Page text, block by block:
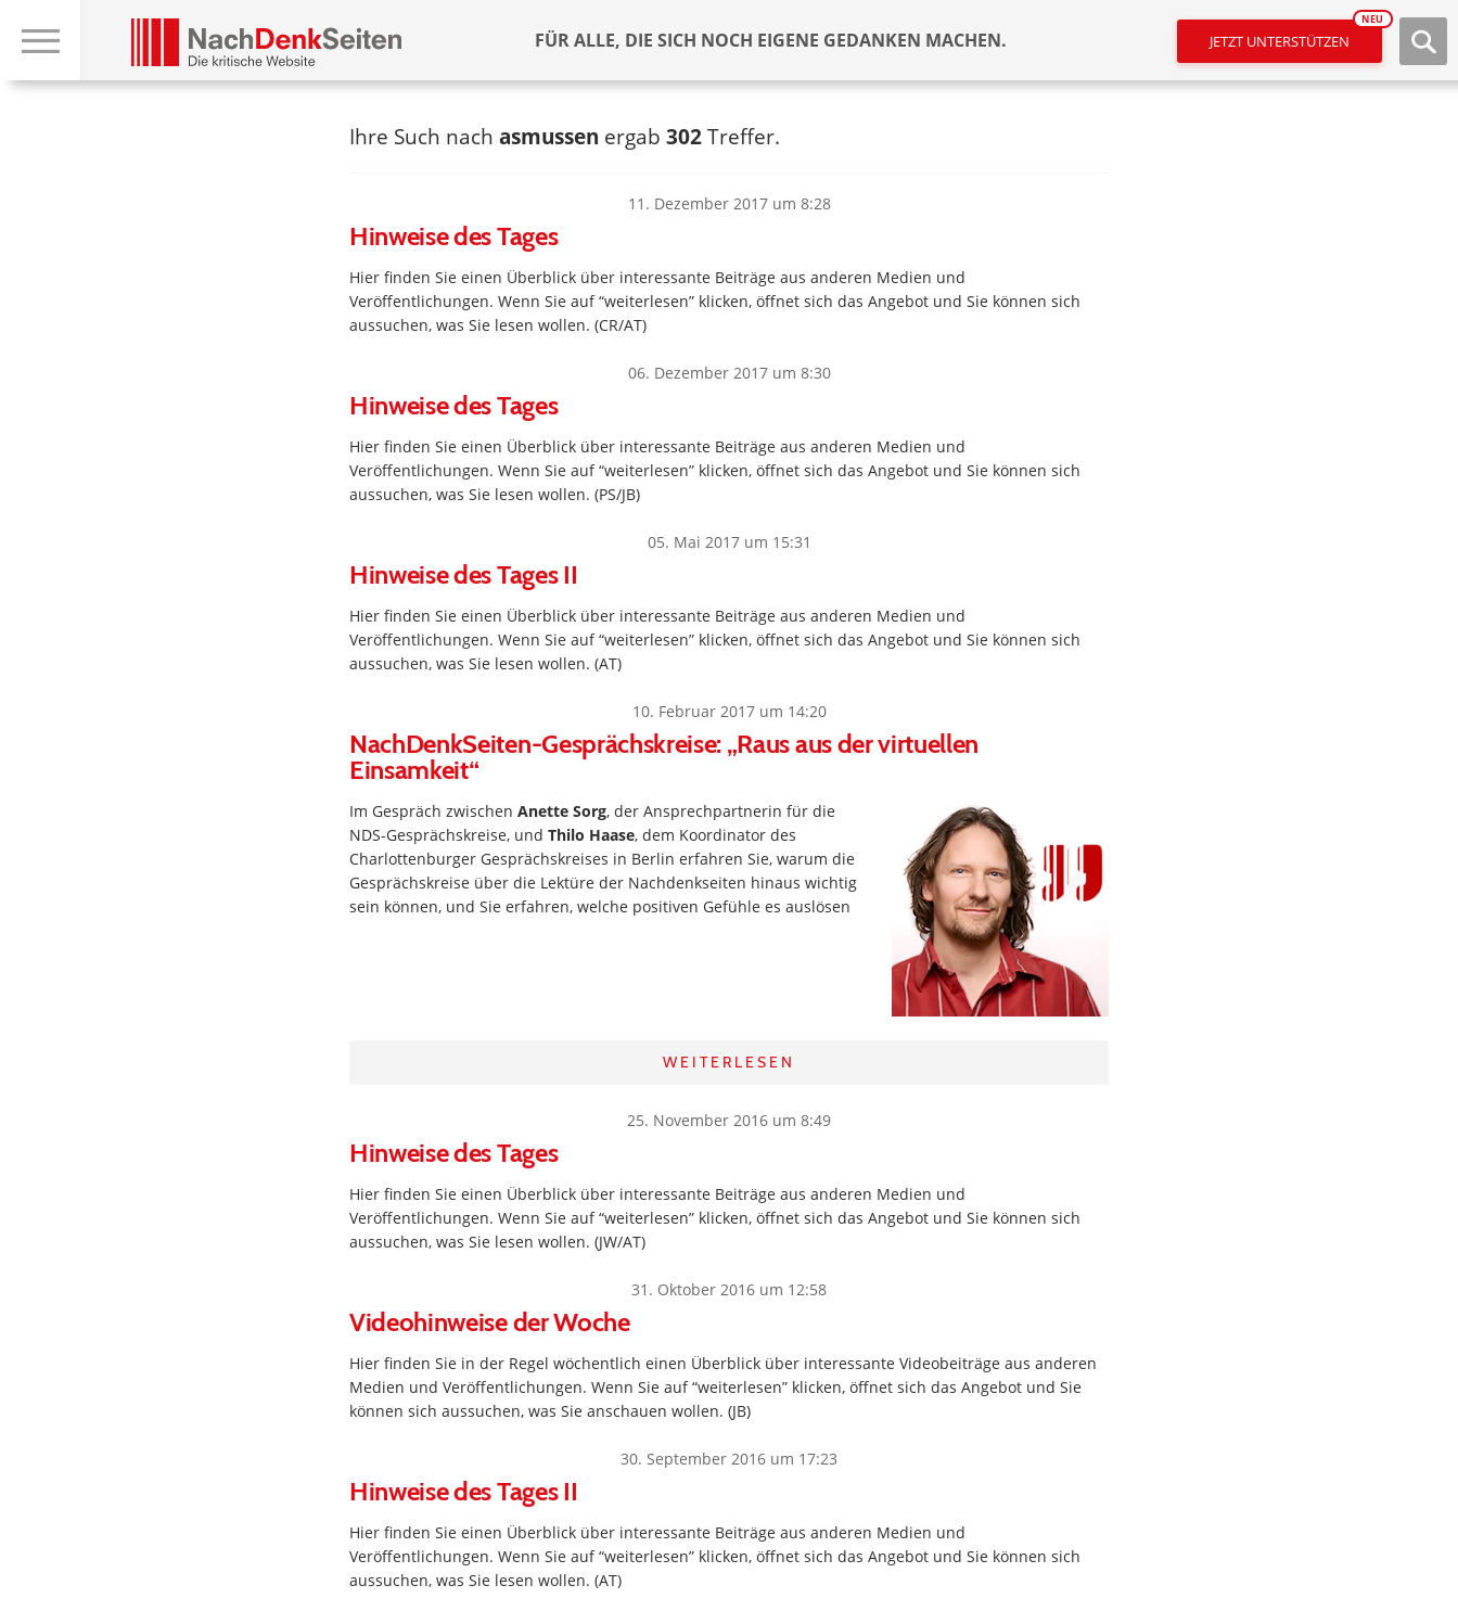
FÜR ALLE, DIE SICH NOCH EIGENE GEDANKEN MACHEN. JETZT UNTERSTÜTZEN
NEU
Ihre Such nach asmussen ergab 302Treffer.
11. Dezember 2017 um 8:28
Hinweise des Tages
Hier finden Sie einen Überblick über interessante Beiträge aus anderen Medien und
Veröffentlichungen. Wenn Sie auf “weiterlesen” klicken, öffnet sich das Angebot und Sie können sich
aussuchen, was Sie lesen wollen. (CR/AT)
06. Dezember 2017 um 8:30
Hinweise des Tages
Hier finden Sie einen Überblick über interessante Beiträge aus anderen Medien und
Veröffentlichungen. Wenn Sie auf “weiterlesen” klicken, öffnet sich das Angebot und Sie können sich
aussuchen, was Sie lesen wollen. (PS/JB)
05. Mai 2017 um 15:31
Hinweise des Tages II
Hier finden Sie einen Überblick über interessante Beiträge aus anderen Medien und
Veröffentlichungen. Wenn Sie auf “weiterlesen” klicken, öffnet sich das Angebot und Sie können sich
aussuchen, was Sie lesen wollen. (AT)
10. Februar 2017 um 14:20
NachDenkSeiten-Gesprächskreise: „Raus aus der virtuellen
Einsamkeit“
Im Gespräch zwischen Anette Sorg, der Ansprechpartnerin für die
NDS-Gesprächskreise, und Thilo Haase, dem Koordinator des
Charlottenburger Gesprächskreises in Berlin erfahren Sie, warum die
Gesprächskreise über die Lektüre der Nachdenkseiten hinaus wichtig
sein können, und Sie erfahren, welche positiven Gefühle es auslösen
WEITERLESEN
25. November 2016 um 8:49
Hinweise des Tages
Hier finden Sie einen Überblick über interessante Beiträge aus anderen Medien und
Veröffentlichungen. Wenn Sie auf “weiterlesen” klicken, öffnet sich das Angebot und Sie können sich
aussuchen, was Sie lesen wollen. (JW/AT)
31. Oktober 2016 um 12:58
Videohinweise der Woche
Hier finden Sie in der Regel wöchentlich einen Überblick über interessante Videobeiträge aus anderen
Medien und Veröffentlichungen. Wenn Sie auf “weiterlesen” klicken, öffnet sich das Angebot und Sie
können sich aussuchen, was Sie anschauen wollen. (JB)
30. September 2016 um 17:23
Hinweise des Tages II
Hier finden Sie einen Überblick über interessante Beiträge aus anderen Medien und
Veröffentlichungen. Wenn Sie auf “weiterlesen” klicken, öffnet sich das Angebot und Sie können sich
aussuchen, was Sie lesen wollen. (AT)